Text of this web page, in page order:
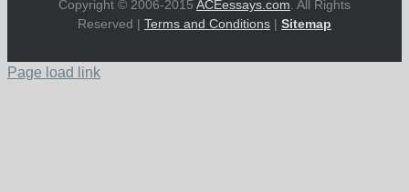
Copyright © 2006-2015 ACEessays.com . All Rights
Reserved | Terms and Conditions | Sitemap
Page load link